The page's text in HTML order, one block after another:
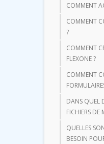
COMMENT
COMMENT
?
COMMENT
FLEXONE ?
COMMENT
DANS QUEL
FICHIERS DE
QUELLES
BESOIN